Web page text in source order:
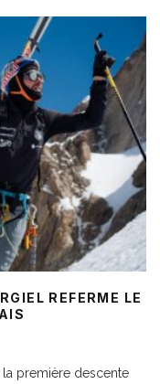
REFERME LE
la première descente